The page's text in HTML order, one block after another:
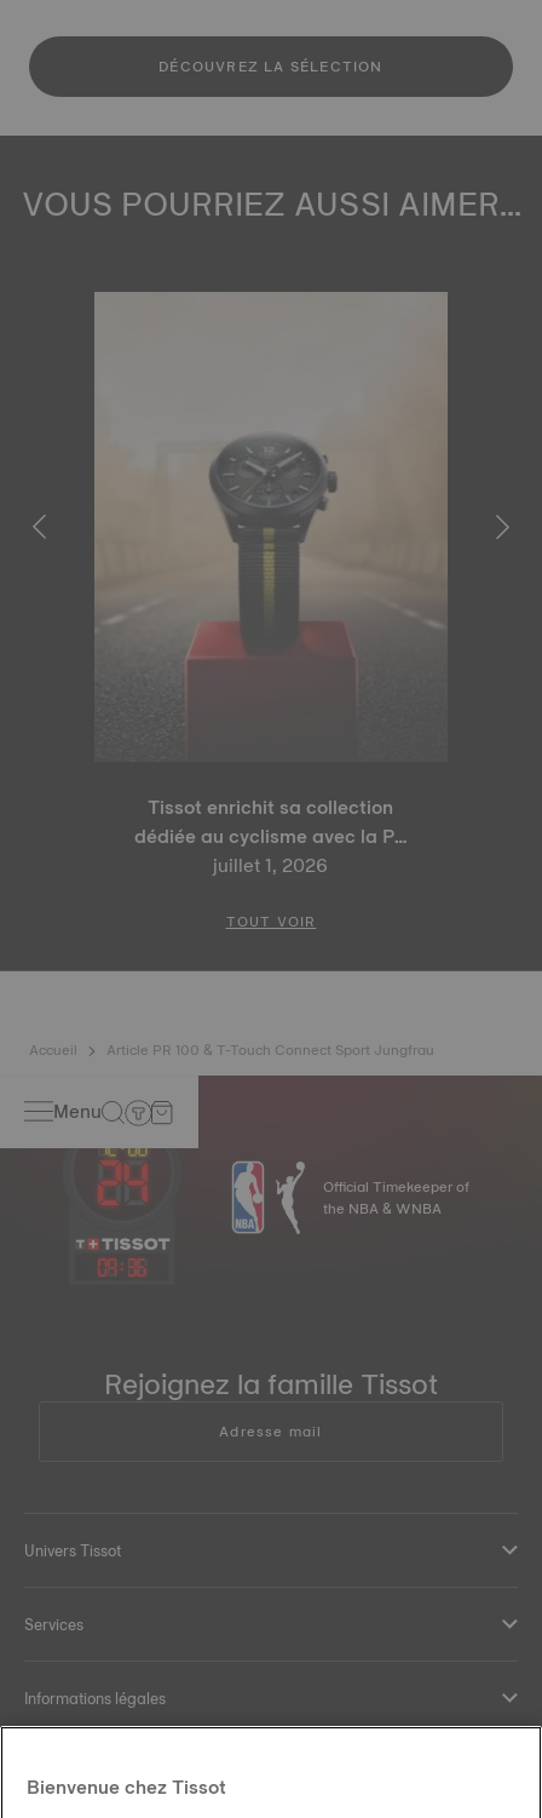
DÉCOUVREZ LA SÉLECTION
VOUS POURRIEZ AUSSI AIMER...
Tissot enrichit sa collection
dédiée au cyclisme avec la PR
100 Tour de France 2026 Édition
Cyclisme
juillet 1, 2026
TOUT VOIR
Accueil Article PR 100 & T-Touch Connect Sport Jungfrau
Menu
09: 36
Official Timekeeper of
the NBA & WNBA
Rejoignez la famille Tissot
Adresse mail
Univers Tissot
Services
Informations légales
Bienvenue chez Tissot